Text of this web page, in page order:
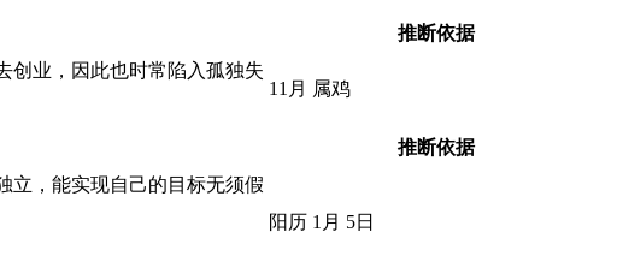
推断依据
创业，因此也时常陷入孤独失
11月 属鸡
推断依据
立，能实现自己的目标无须假
阳历 1月 5日